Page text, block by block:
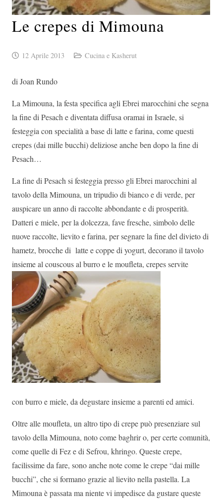
Le crepes di Mimouna
12 Aprile 2013 Cucina e Kasherut
di Joan Rundo
La Mimouna, la festa specifica agli Ebrei marocchini che segna
la fine di Pesach e diventata diffusa oramai in Israele, si
festeggia con specialità a base di latte e farina, come questi
crepes (dai mille bucchi) deliziose anche ben dopo la fine di
Pesach…
La fine di Pesach si festeggia presso gli Ebrei marocchini al
tavolo della Mimouna, un tripudio di bianco e di verde, per
auspicare un anno di raccolte abbondante e di prosperità.
Datteri e miele, per la dolcezza, fave fresche, simbolo delle
nuove raccolte, lievito e farina, per segnare la fine del divieto di
hametz, brocche di latte e coppe di yogurt, decorano il tavolo
insieme al couscous al burro e le moufleta, crepes servite
con burro e miele, da degustare insieme a parenti ed amici.
Oltre alle moufleta, un altro tipo di crepe può presenziare sul
tavolo della Mimouna, noto come baghrir o, per certe comunità,
come quelle di Fez e di Sefrou, khringo. Queste crepe,
facilissime da fare, sono anche note come le crepe “dai mille
bucchi”, che si formano grazie al lievito nella pastella. La
Mimouna è passata ma niente vi impedisce da gustare queste